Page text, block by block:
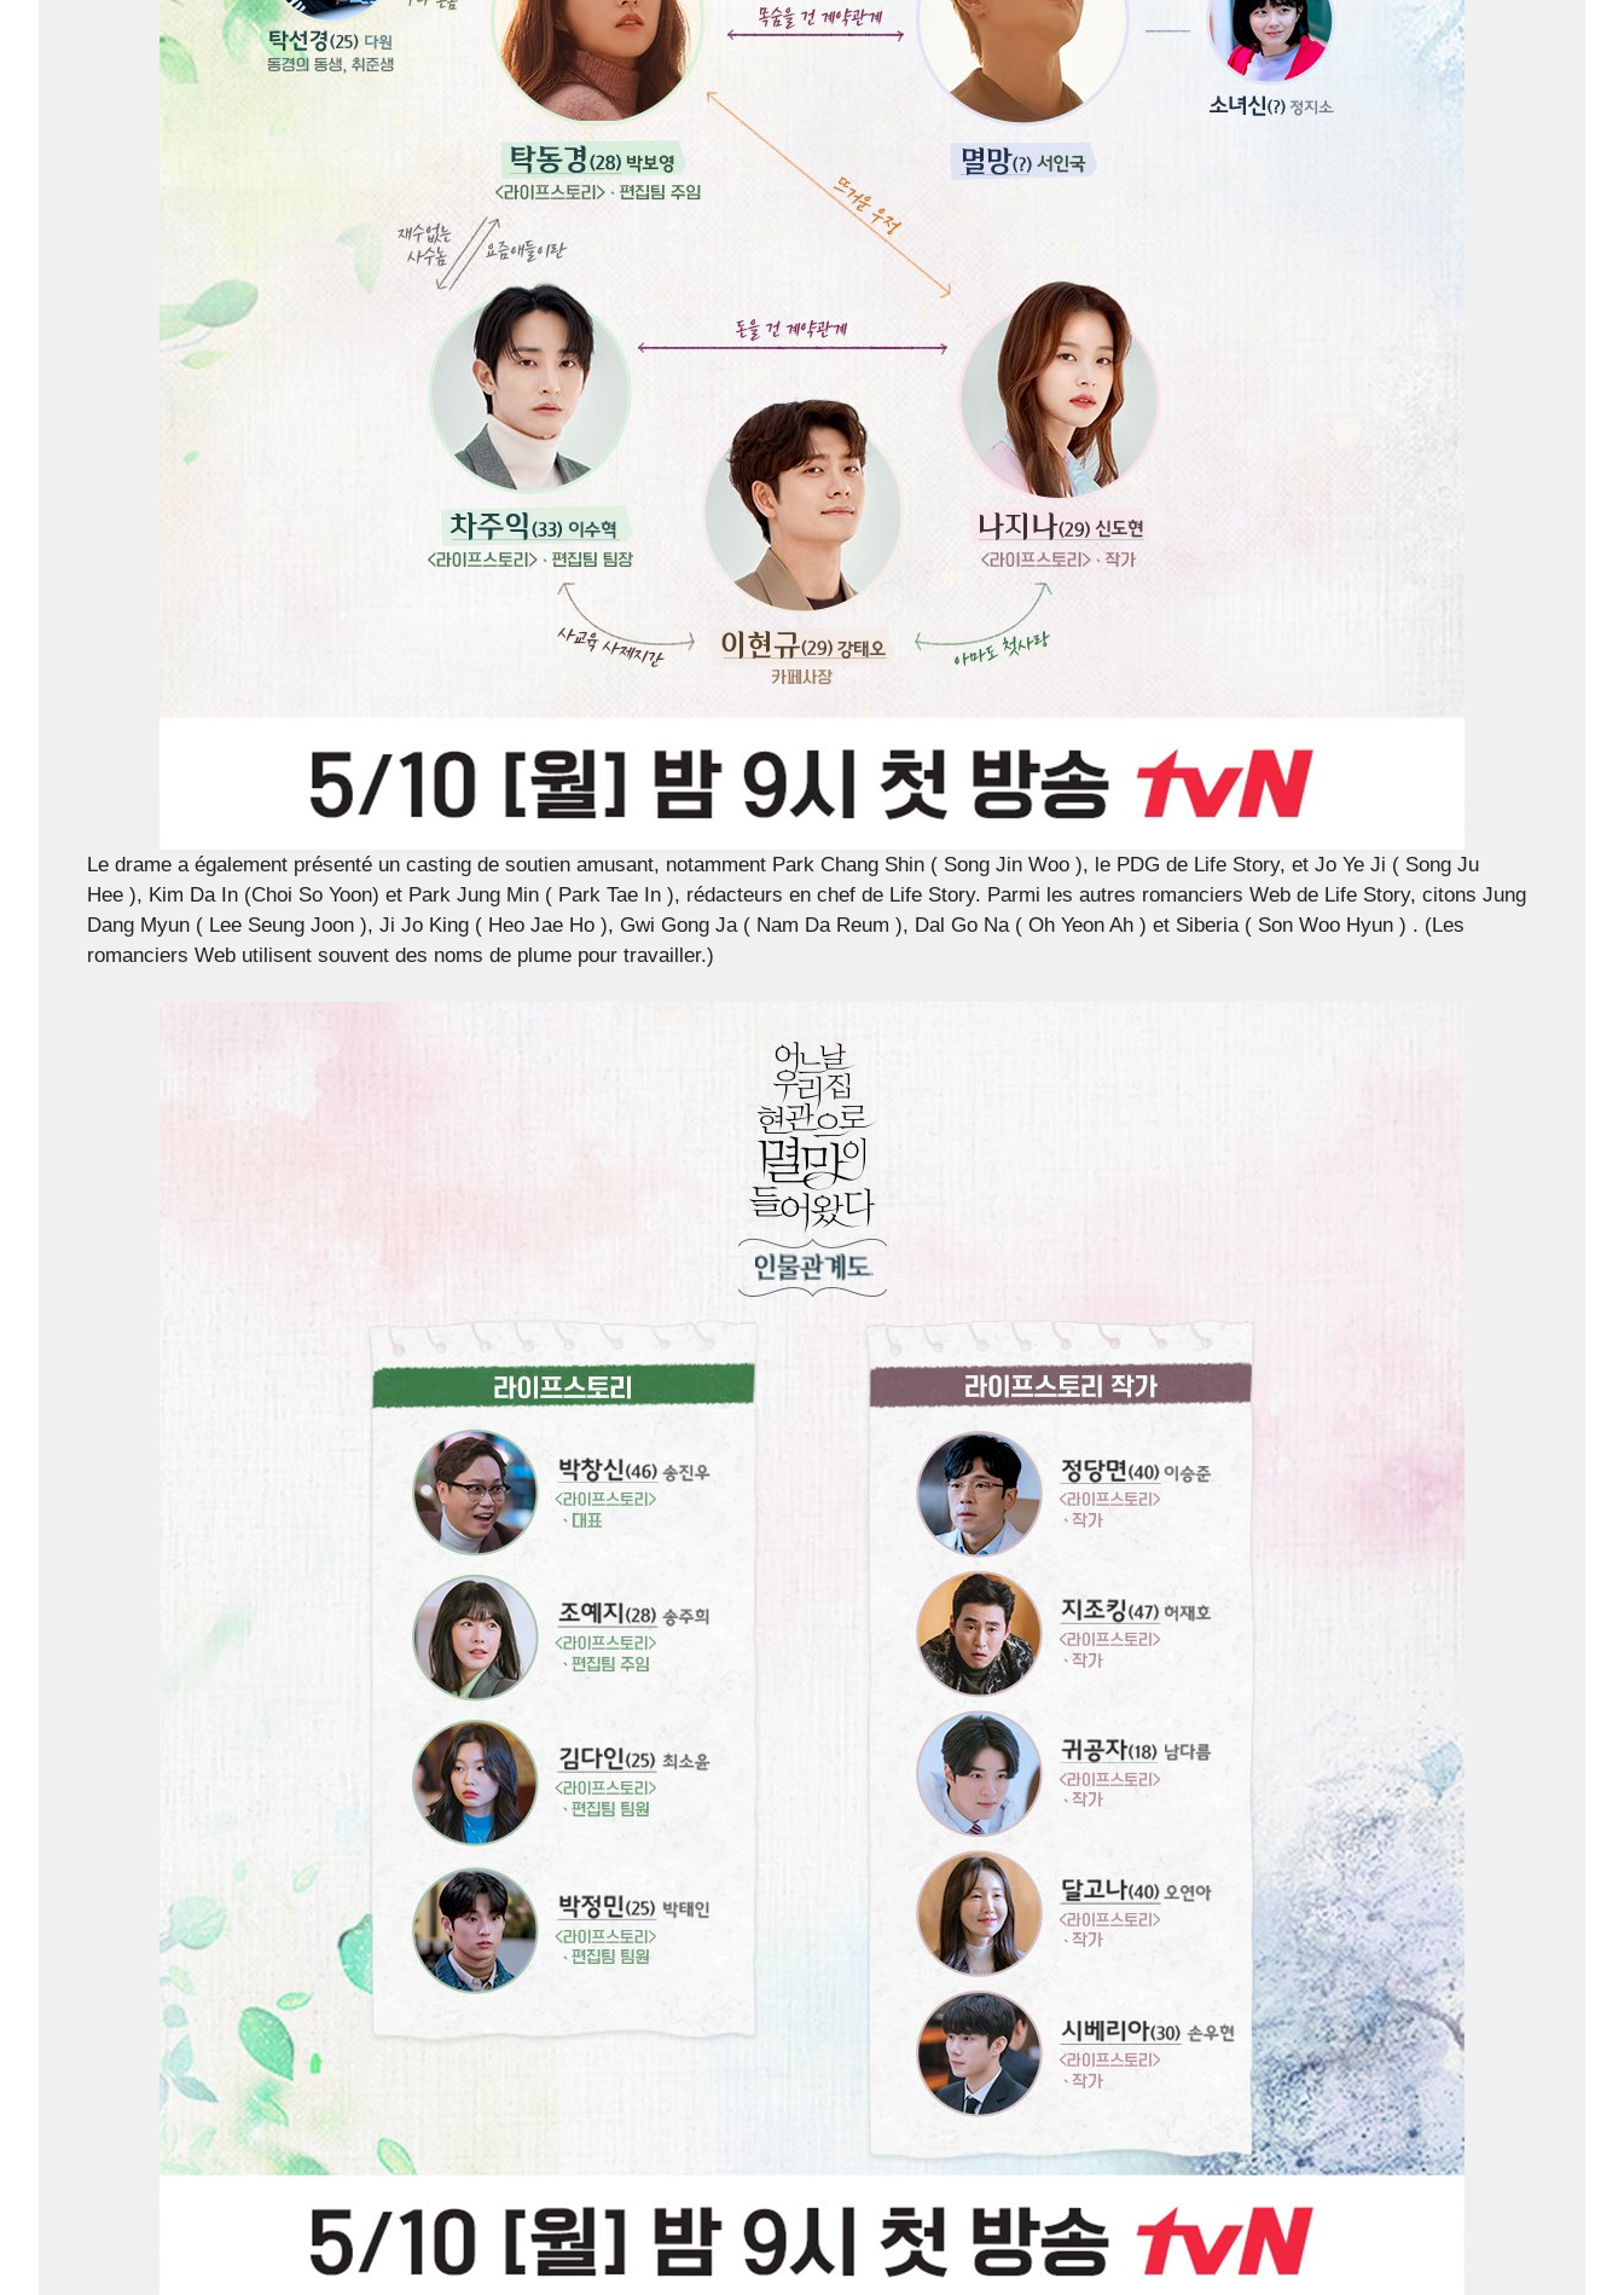
Le drame a également présenté un casting de soutien amusant, notamment Park Chang Shin ( Song Jin Woo ), le PDG de Life Story, et Jo Ye Ji ( Song Ju
Hee ), Kim Da In (Choi So Yoon) et Park Jung Min ( Park Tae In ), rédacteurs en chef de Life Story. Parmi les autres romanciers Web de Life Story, citons Jung
Dang Myun ( Lee Seung Joon ), Ji Jo King ( Heo Jae Ho ), Gwi Gong Ja ( Nam Da Reum ), Dal Go Na ( Oh Yeon Ah ) et Siberia ( Son Woo Hyun ) . (Les
romanciers Web utilisent souvent des noms de plume pour travailler.)